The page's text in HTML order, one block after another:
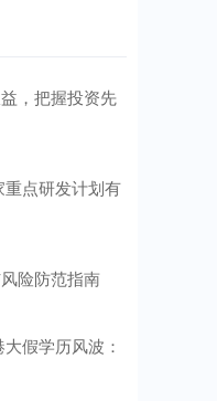
，把握投资先
点研发计划有
险防范指南
假学历风波：